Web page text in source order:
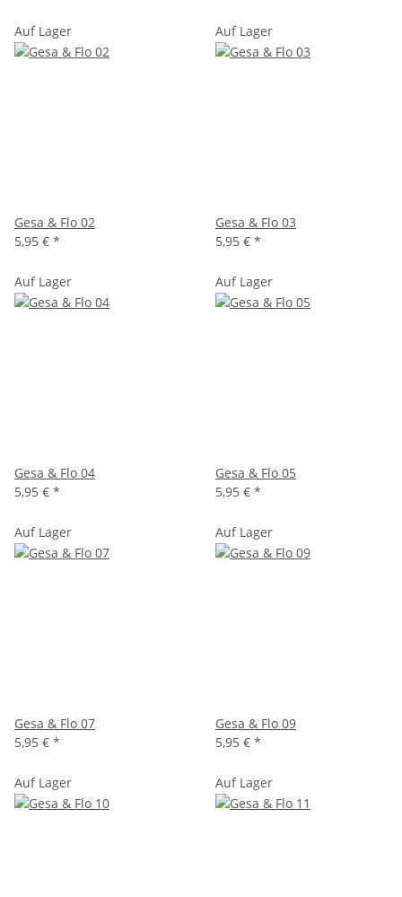
Auf Lager
Gesa & Flo 02
5,95 € *
Auf Lager
Gesa & Flo 03
5,95 € *
Auf Lager
Gesa & Flo 04
5,95 € *
Auf Lager
Gesa & Flo 05
5,95 € *
Auf Lager
Gesa & Flo 07
5,95 € *
Auf Lager
Gesa & Flo 09
5,95 € *
Auf Lager Auf Lager